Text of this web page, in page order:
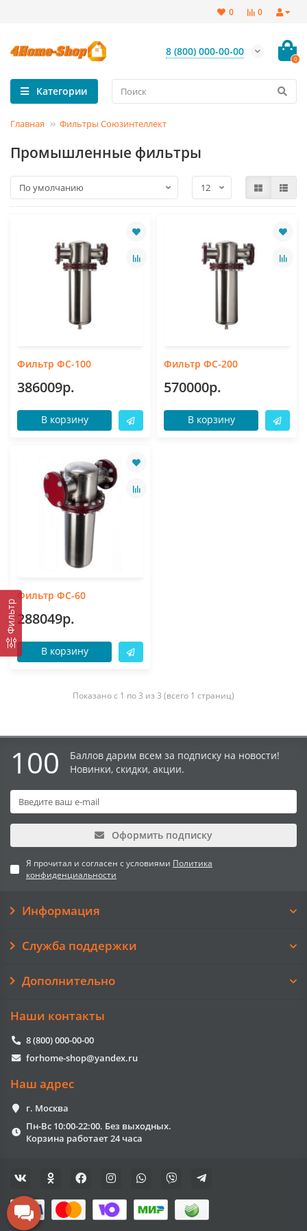
0
0
8 (800) 000-00-00
0
Категории
Главная Фильтры Союзинтеллект
Промышленные фильтры
Фильтр ФС-100
386009р.
В корзину
Фильтр ФС-200
570000р.
В корзину
Фильтр ФС-60
288049р.
В корзину
Показано с 1 по 3 из 3 (всего 1 страниц)
Фильтр
100
Баллов дарим всем за подписку на новости!
Новинки, скидки, акции.
Оформить подписку
Я прочитал и согласен с условиями Политика
конфиденциальности
Информация
Служба поддержки
Дополнительно
Наши контакты
8 (800) 000-00-00
forhome-shop@yandex.ru
Наш адрес
г. Москва
Пн-Вс 10:00-22:00. Без выходных.
Корзина работает 24 часа